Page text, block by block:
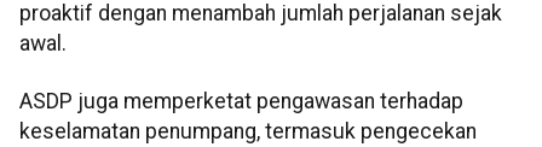
proaktif dengan menambah jumlah perjalanan sejak
awal.
ASDP juga memperketat pengawasan terhadap
keselamatan penumpang, termasuk pengecekan